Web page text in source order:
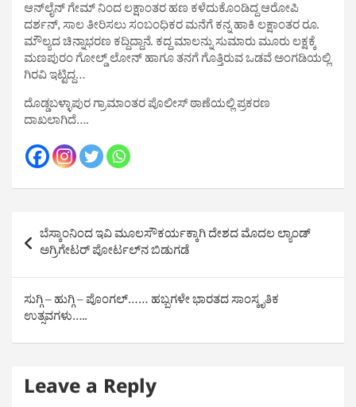
ಆನ್‌ಲೈನ್ ಗೇಮ್ ನಿಂದ ಲಕ್ಷಾಂತರ ಹಣ ಕಳೆದುಕೊಂಡಿದ್ದ ಆರೋಪಿ
ದರ್ಶನ್, ಸಾಲ ತೀರಿಸಲು ಸಂಬಂಧಿಕರ ಮನೆಗೆ ಕನ್ನ ಹಾಕಿ ಲಕ್ಷಾಂತರ ರೂ.
ಮೌಲ್ಯದ ಚಿನ್ನಾಭರಣ ಕದ್ದಿದ್ದಾನೆ. ಕದ್ದ ಮಾಲನ್ನು ಸುಮಾರು ಮೂರು ಲಕ್ಷಕ್ಕೆ
ಮಣಪುರಂ ಗೋಲ್ಡ್ ಲೋನ್ ಹಾಗೂ ತನಗೆ ಗೊತ್ತಿರುವ ಒಡವೆ ಅಂಗಡಿಯಲ್ಲಿ
ಗಿರವಿ ಇಟ್ಟಿದ್ದ…
ದೊಡ್ಡಬಳ್ಳಾಪುರ ಗ್ರಾಮಾಂತರ ಪೊಲೀಸ್ ಠಾಣೆಯಲ್ಲಿ ಪ್ರಕರಣ
ದಾಖಲಾಗಿದೆ….
Post
navigation
ಬೆಸ್ಕಾಂನಿಂದ ಇವಿ ಮೂಲಸೌಕರ್ಯಕ್ಕಾಗಿ ದೇಶದ ಮೊದಲ ಲ್ಯಾಂಡ್
ಅಗ್ರಿಗೇಟರ್ ಪೋರ್ಟಲ್‌ನ ಬಿಡುಗಡೆ
ಸುಗ್ಗಿ – ಹುಗ್ಗಿ – ಪೊಂಗಲ್…… ಹಬ್ಬಗಳೇ ಭಾರತದ ಸಾಂಸ್ಕೃತಿಕ
ಉತ್ಸವಗಳು…..
Leave a Reply